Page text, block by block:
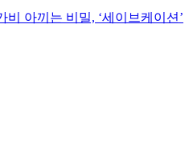
비 아끼는 비밀, ‘세이브케이션’